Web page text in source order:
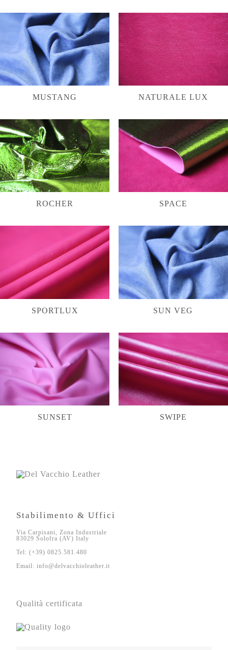
MUSTANG NATURALE LUX
ROCHER SPACE
SPORTLUX SUN VEG
SUNSET SWIPE
Stabilimento & Uffici
Via Carpisani, Zona Industriale
83029 Solofra (AV) Italy
Tel: (+39) 0825.581.480
Email: info@delvacchioleather.it
Qualità certificata